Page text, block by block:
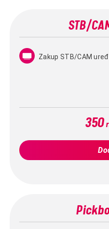
STB/
Zakup STB/CAM
350